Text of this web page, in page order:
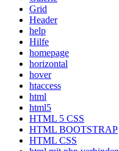
Grid
Header
help
Hilfe
homepage
horizontal
hover
htaccess
html
html5
HTML 5 CSS
HTML BOOTSTRAP
HTML CSS